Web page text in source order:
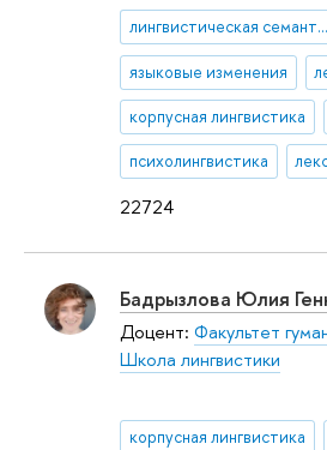
22724
лингвистическая семантика и прагматика
языковые изменения
корпусная лингвистика
психолингвистика
Бадрызлова Юлия
Доцент: Факультет
Школа лингвистики
корпусная лингвистика